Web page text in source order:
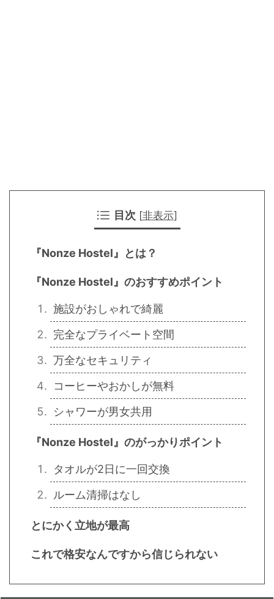
目次 [非表示]
『Nonze Hostel』とは？
『Nonze Hostel』のおすすめポイント
施設がおしゃれで綺麗
完全なプライベート空間
万全なセキュリティ
コーヒーやおかしが無料
シャワーが男女共用
『Nonze Hostel』のがっかりポイント
タオルが2日に一回交換
ルーム清掃はなし
とにかく立地が最高
これで格安なんですから信じられない